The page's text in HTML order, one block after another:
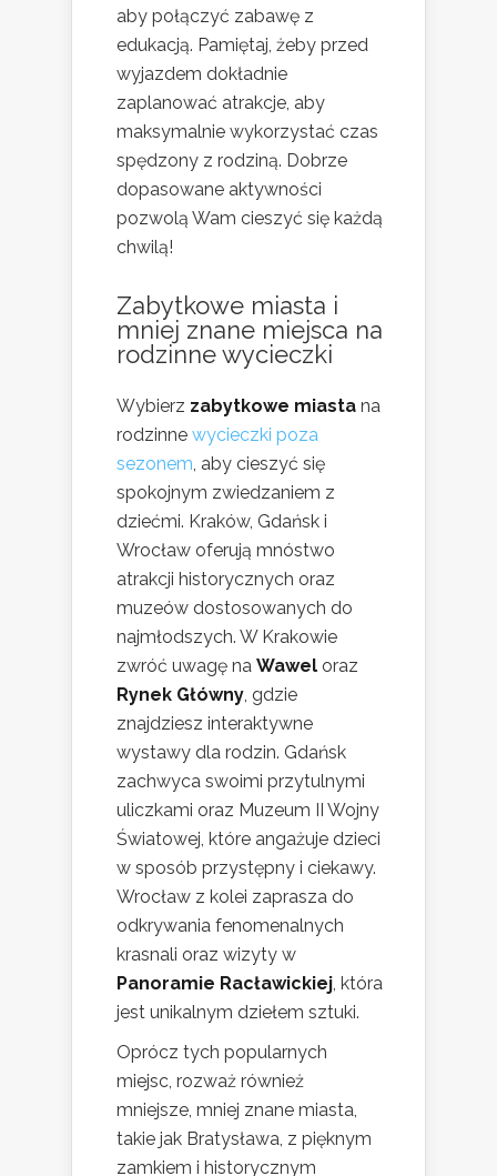
aby połączyć zabawę z
edukacją. Pamiętaj, żeby przed
wyjazdem dokładnie
zaplanować atrakcje, aby
maksymalnie wykorzystać czas
spędzony z rodziną. Dobrze
dopasowane aktywności
pozwolą Wam cieszyć się każdą
chwilą!
Zabytkowe miasta i
mniej znane miejsca na
rodzinne wycieczki
Wybierz zabytkowe miasta na
rodzinne wycieczki poza
sezonem , aby cieszyć się
spokojnym zwiedzaniem z
dziećmi. Kraków, Gdańsk i
Wrocław oferują mnóstwo
atrakcji historycznych oraz
muzeów dostosowanych do
najmłodszych. W Krakowie
zwróć uwagę na Wawel oraz
Rynek Główny , gdzie
znajdziesz interaktywne
wystawy dla rodzin. Gdańsk
zachwyca swoimi przytulnymi
uliczkami oraz Muzeum II Wojny
Światowej, które angażuje dzieci
w sposób przystępny i ciekawy.
Wrocław z kolei zaprasza do
odkrywania fenomenalnych
krasnali oraz wizyty w
Panoramie Racławickiej , która
jest unikalnym dziełem sztuki.
Oprócz tych popularnych
miejsc, rozważ również
mniejsze, mniej znane miasta,
takie jak Bratysława, z pięknym
zamkiem i historycznym